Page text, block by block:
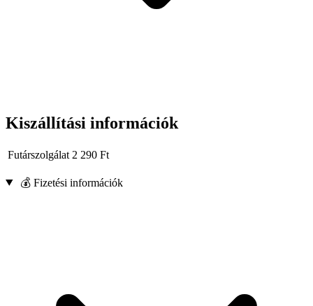
Kiszállítási információk
Futárszolgálat 2 290 Ft
💰 Fizetési információk